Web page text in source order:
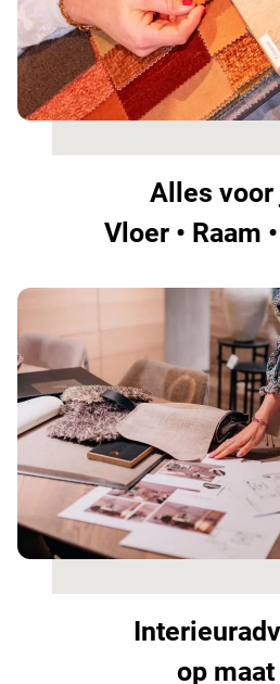
Alles voor
Vloer • Raam
op maat